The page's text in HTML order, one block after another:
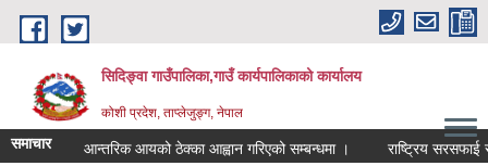
Skip to main content
सिदिङ्वा गाउँपालिका,गाउँ कार्यपालिकाको कार्यालय
कोशी प्रदेश, ताप्लेजुङ्ग, नेपाल
समाचार आन्तरिक आयको ठेक्का आह्वान गरिएको सम्बन्धमा । राष्ट्रिय सरसफाई